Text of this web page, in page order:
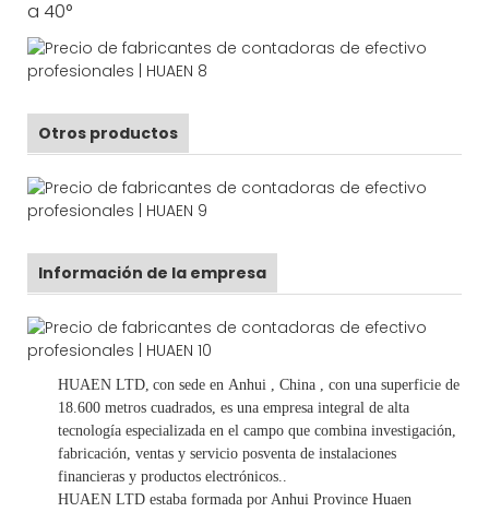
a 40°
Otros productos
Información de la empresa
HUAEN LTD, con sede en Anhui , China
, con una superficie de
18.600 metros cuadrados, es una empresa integral de alta
tecnología especializada en el campo que combina investigación,
fabricación, ventas y servicio posventa de instalaciones
financieras y productos electrónicos.
HUAEN LTD estaba formada por Anhui Province Huaen